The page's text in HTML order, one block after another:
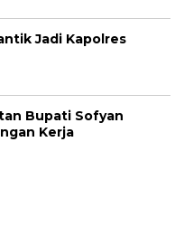
Jadi Kapolres
Bupati Sofyan
Kerja